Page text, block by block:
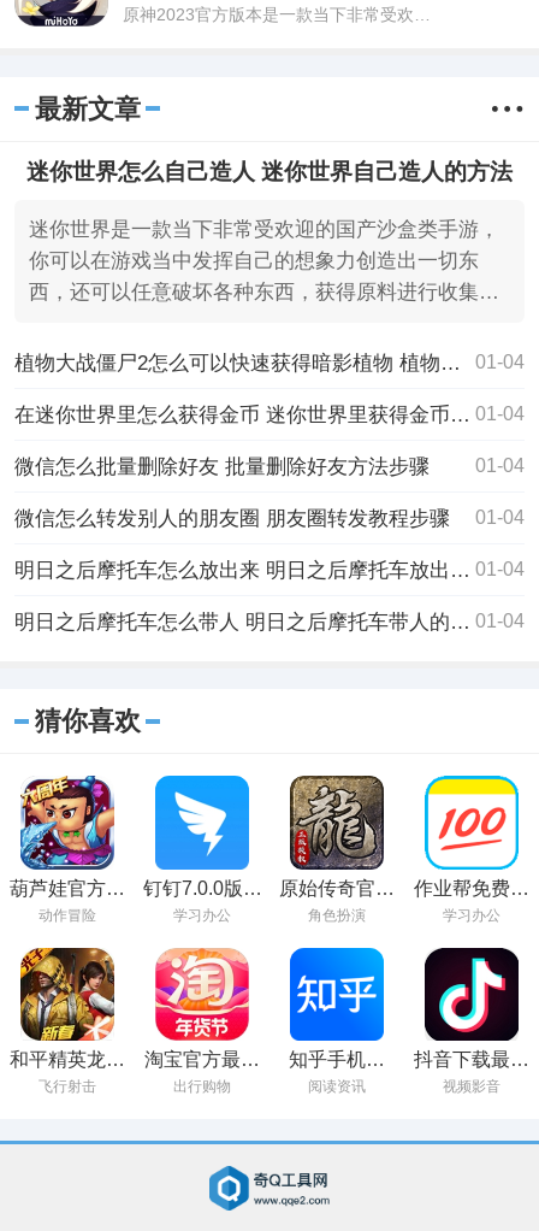
原神2023官方版本是一款当下非常受欢迎
人失散而来
最新文章
迷你世界怎么自己造人 迷你世界自己造人的方法
迷你世界是一款当下非常受欢迎的国产沙盒类手游，
你可以在游戏当中发挥自己的想象力创造出一切东
西，还可以任意破坏各种东西，获得原料进行收集，
植物大战僵尸2怎么可以快速获得暗影植物 植物大战僵尸2快速获得暗影植物的方法分享 01-04
在迷你世界里怎么获得金币 迷你世界里获得金币的方法 01-04
微信怎么批量删除好友 批量删除好友方法步骤 01-04
微信怎么转发别人的朋友圈 朋友圈转发教程步骤 01-04
明日之后摩托车怎么放出来 明日之后摩托车放出来的方法 01-04
明日之后摩托车怎么带人 明日之后摩托车带人的方法 01-04
猜你喜欢
葫芦娃官方免
费下载
动作冒险
钉钉7.0.0版下
载
学习办公
原始传奇官方
正版下载
角色扮演
作业帮免费下
载不用登录
学习办公
和平精英龙狮
城版本下载
飞行射击
淘宝官方最新
版本2023
出行购物
知乎手机版
2023官方下载
阅读资讯
抖音下载最新
版本2023安装
视频影音